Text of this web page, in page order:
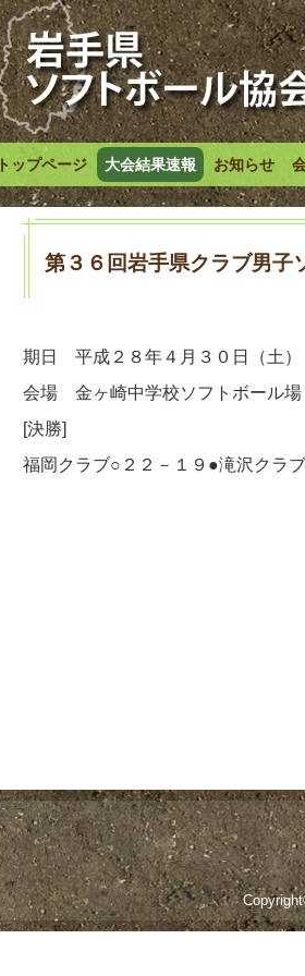
トップページ 大会結果速報 お知らせ
第３６回岩手県クラブ男子
期日 平成２８年４月３０日（土）
会場 金ヶ崎中学校ソフトボール場
[決勝]
福岡クラブ○２２－１９●滝沢クラブ